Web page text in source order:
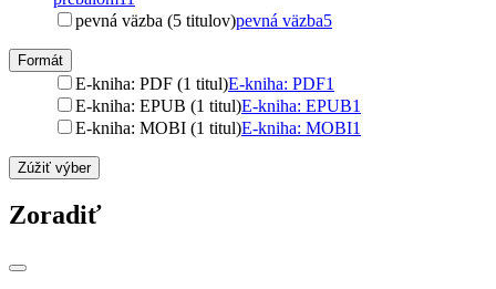
pevná väzba (5 titulov)pevná väzba5
Formát
E-kniha: PDF (1 titul)E-kniha: PDF1
E-kniha: EPUB (1 titul)E-kniha: EPUB1
E-kniha: MOBI (1 titul)E-kniha: MOBI1
Zúžiť výber
Zoradiť